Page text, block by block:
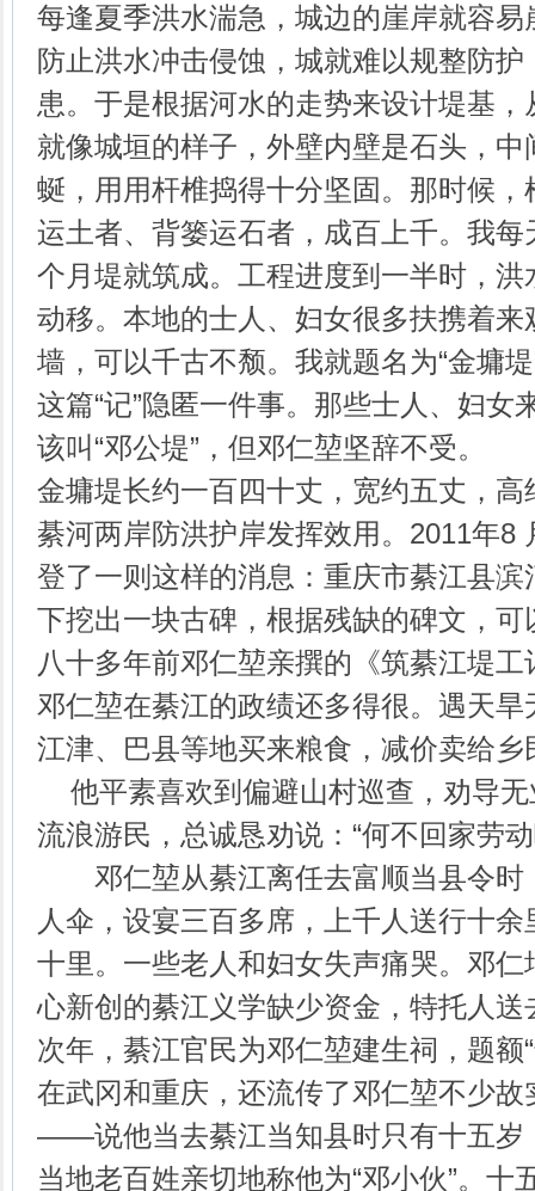
每逢夏季洪水湍急，城边的崖岸就容
防止洪水冲击侵蚀，城就难以规整防
患。于是根据河水的走势来设计堤基
就像城垣的样子，外壁内壁是石头，
蜒，用用杆椎捣得十分坚固。那时候
运土者、背篓运石者，成百上千。我
个月堤就筑成。工程进度到一半时，
动移。本地的士人、妇女很多扶携着
墙，可以千古不颓。我就题名为“金墉堤
这篇“记”隐匿一件事。那些士人、妇女
该叫“邓公堤”，但邓仁堃坚辞不受。
金墉堤长约一百四十丈，宽约五丈，
綦河两岸防洪护岸发挥效用。2011年8
登了一则这样的消息：重庆市綦江县
下挖出一块古碑，根据残缺的碑文，
八十多年前邓仁堃亲撰的《筑綦江堤工
邓仁堃在綦江的政绩还多得很。遇天
江津、巴县等地买来粮食，减价卖给乡
他平素喜欢到偏避山村巡查，劝导无
流浪游民，总诚恳劝说：“何不回家劳
邓仁堃从綦江离任去富顺当县令时
人伞，设宴三百多席，上千人送行十
十里。一些老人和妇女失声痛哭。邓
心新创的綦江义学缺少资金，特托人送
次年，綦江官民为邓仁堃建生祠，题额
在武冈和重庆，还流传了邓仁堃不少故
——说他当去綦江当知县时只有十五岁
当地老百姓亲切地称他为“邓小伙”。十